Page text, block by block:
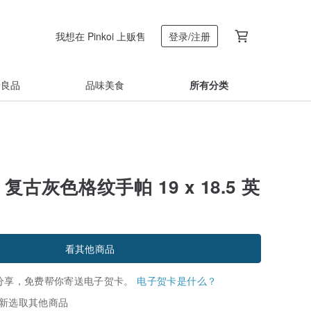
我想在 Pinkoi 上贩售 登录/注册
品 品味美食 所有分类
古灰色格纹手帕 19 x 18.5 英
看其他商品
，免费帮你寄送电子贺卡。 电子贺卡是什么？
选取其他商品